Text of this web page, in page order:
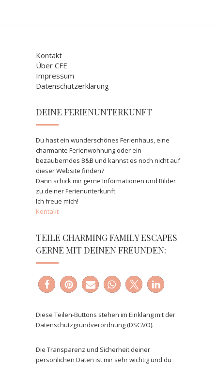
Kontakt
Über CFE
Impressum
Datenschutzerklärung
DEINE FERIENUNTERKUNFT
Du hast ein wunderschönes Ferienhaus, eine
charmante Ferienwohnung oder ein
bezauberndes B&B und kannst es noch nicht auf
dieser Website finden?
Dann schick mir gerne Informationen und Bilder
zu deiner Ferienunterkunft.
Ich freue mich!
Kontakt
TEILE CHARMING FAMILY ESCAPES
GERNE MIT DEINEN FREUNDEN:
Diese Teilen-Buttons stehen im Einklang mit der
Datenschutzgrundverordnung (DSGVO).
Die Transparenz und Sicherheit deiner
persönlichen Daten ist mir sehr wichtig und du